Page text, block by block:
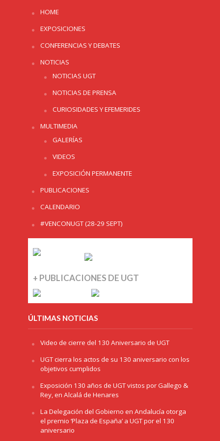
HOME
EXPOSICIONES
CONFERENCIAS Y DEBATES
NOTICIAS
NOTICIAS UGT
NOTICIAS DE PRENSA
CURIOSIDADES Y EFEMERIDES
MULTIMEDIA
GALERÍAS
VIDEOS
EXPOSICIÓN PERMANENTE
PUBLICACIONES
CALENDARIO
#VENCONUGT (28-29 SEPT)
+ PUBLICACIONES DE UGT
ÚLTIMAS NOTICIAS
Video de cierre del 130 Aniversario de UGT
UGT cierra los actos de su 130 aniversario con los
objetivos cumplidos
Exposición 130 años de UGT vistos por Gallego &
Rey, en Alcalá de Henares
La Delegación del Gobierno en Andalucía otorga
el premio ‘Plaza de España’ a UGT por el 130
aniversario